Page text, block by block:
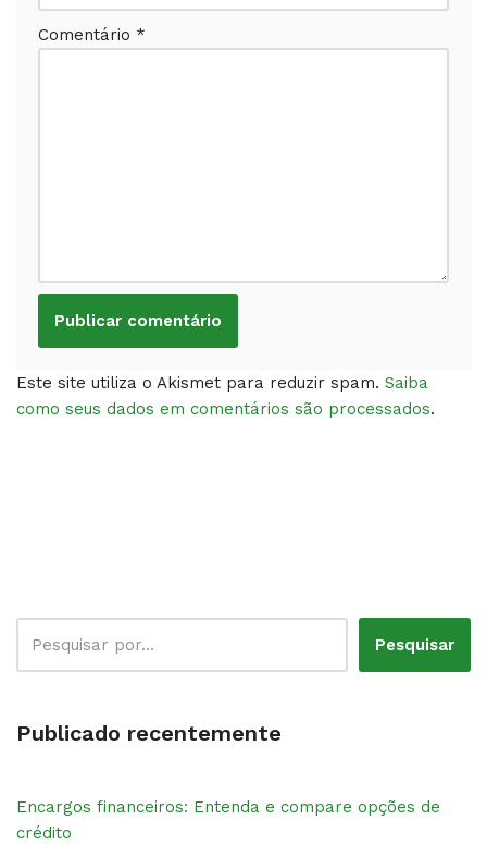
Comentário *
Este site utiliza o Akismet para reduzir spam. Saiba
como seus dados em comentários são processados.
Pesquisar
Publicado recentemente
Encargos financeiros: Entenda e compare opções de
crédito